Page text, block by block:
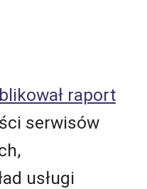
raport
serwisów
usługi